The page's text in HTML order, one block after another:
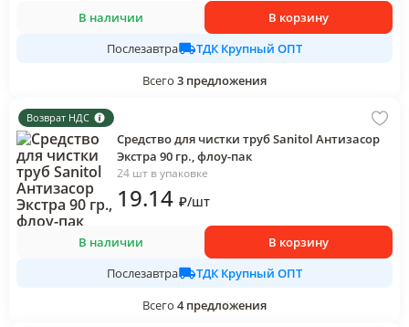
В наличии
В корзину
Послезавтра
ТДК Крупный ОПТ
Всего 3 предложения
Возврат НДС
Средство для чистки труб Sanitol Антизасор
Экстра 90 гр., флоу-пак
24 шт в упаковке
19.14 ₽/шт
В наличии
В корзину
Послезавтра
ТДК Крупный ОПТ
Всего 4 предложения